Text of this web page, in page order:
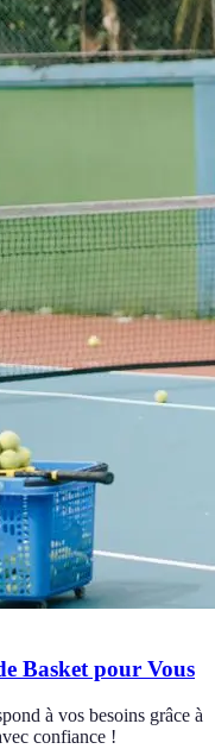
Basket pour Vous
à vos besoins grâce à
confiance !